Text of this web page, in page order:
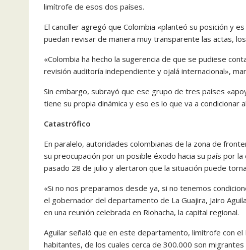
limítrofe de esos dos países.
El canciller agregó que Colombia «planteó su posición y
puedan revisar de manera muy transparente las actas,
«Colombia ha hecho la sugerencia de que se pudiese
revisión auditoría independiente y ojalá internacional»,
Sin embargo, subrayó que ese grupo de tres países
tiene su propia dinámica y eso es lo que va a condicionar
Catastrófico
En paralelo, autoridades colombianas de la zona de
su preocupación por un posible éxodo hacia su país por
pasado 28 de julio y alertaron que la situación puede
«Si no nos preparamos desde ya, si no tenemos
el gobernador del departamento de La Guajira, Jairo
en una reunión celebrada en Riohacha, la capital regional.
Aguilar señaló que en este departamento, limítrofe con
habitantes, de los cuales cerca de 300.000 son migrantes